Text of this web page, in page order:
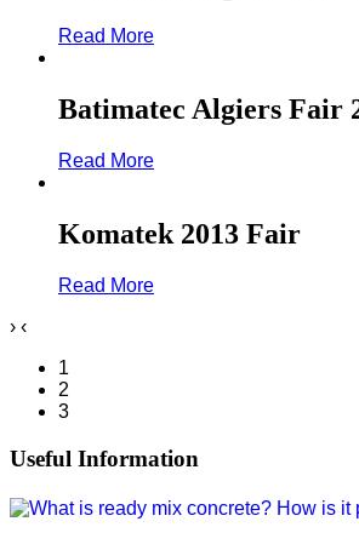
Read More
Batimatec Algiers Fair
Read More
Komatek 2013 Fair
Read More
› ‹
1
2
3
Useful Information